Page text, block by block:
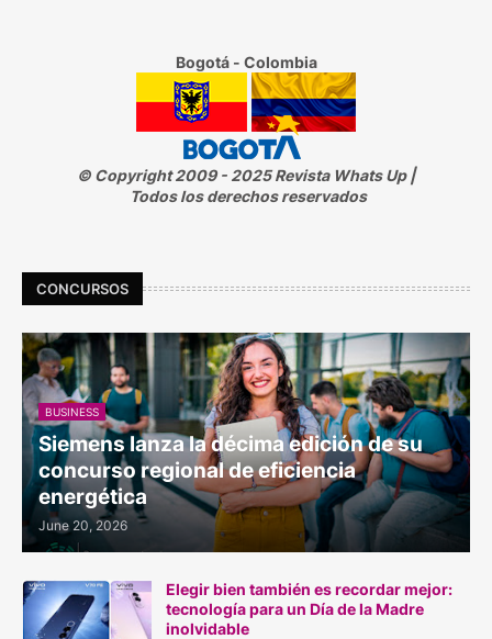
Bogotá - Colombia
© Copyright 2009 - 2025 Revista Whats Up |
Todos los derechos reservados
CONCURSOS
BUSINESS
Siemens lanza la décima edición de su
concurso regional de eficiencia
energética
June 20, 2026
Elegir bien también es recordar mejor:
tecnología para un Día de la Madre
inolvidable